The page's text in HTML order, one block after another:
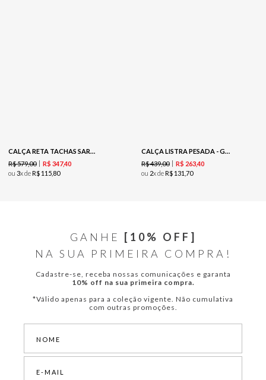
CALÇA RETA TACHAS SARJA - COFFEE
R$579,00 R$ 347,40
ou 3x deR$ 115 80
CALÇA LISTRA PESADA - GRAY
R$439,00 R$ 26340
ou 2x deR$ 131 70
GANHE
[10% OFF]
NA SUA PRIMEIRA COMPRA!
Cadastre-se, receba nossas comunicações e garanta
10% off na sua primeira compra.
*Válido apenas para a coleção vigente. Não cumulativa
com outras promoções.